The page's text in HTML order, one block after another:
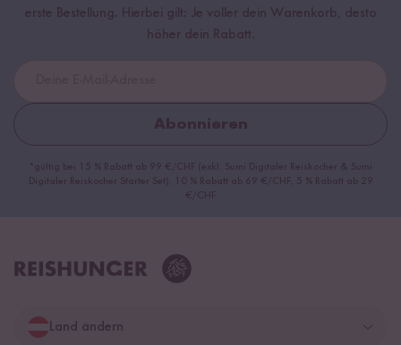
erste Bestellung. Hierbei gilt: Je voller dein Warenkorb, desto
höher dein Rabatt.
Abonnieren
*gültig bei 15 % Rabatt ab 99 €/CHF (exkl. Sumi Digitaler Reiskocher & Sumi
Digitaler Reiskocher Starter Set), 10 % Rabatt ab 69 €/CHF, 5 % Rabatt ab 29
€/CHF
Land ändern